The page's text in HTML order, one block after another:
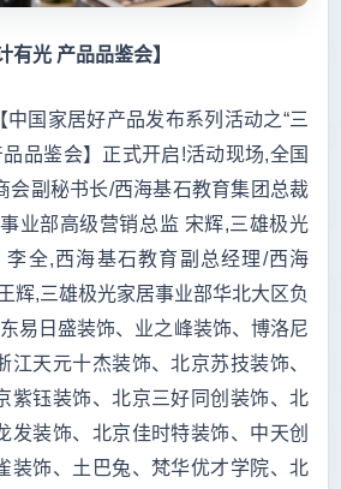
有光 产品品鉴会】
中国家居好产品发布系列活动之“三
品鉴会】正式开启!活动现场,全国
会副秘书长/西海基石教育集团总裁
业部高级营销总监 宋辉,三雄极光
李全,西海基石教育副总经理/西海
辉,三雄极光家居事业部华北大区负
易日盛装饰、业之峰装饰、博洛尼
江天元十杰装饰、北京苏技装饰、
紫钰装饰、北京三好同创装饰、北
发装饰、北京佳时特装饰、中天创
装饰、土巴兔、梵华优才学院、北